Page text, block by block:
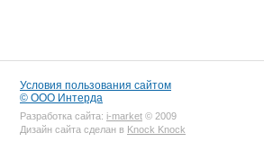
Условия пользования сайтом
© ООО Интерда
Разработка сайта: i-market © 2009
Дизайн сайта сделан в Knock Knock